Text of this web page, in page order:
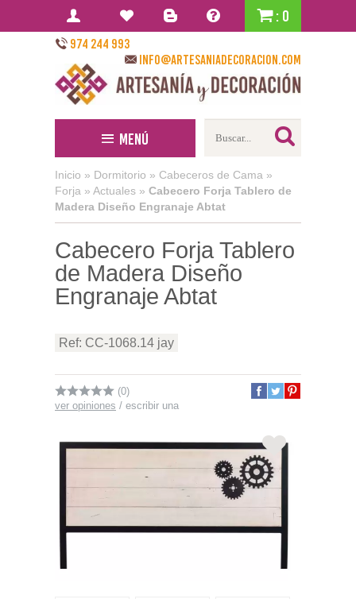
: 0
974 244 993
info@artesaniadecoracion.com
Menú
Inicio » Dormitorio » Cabeceros de Cama »
Forja » Actuales » Cabecero Forja Tablero de
Madera Diseño Engranaje Abtat
Cabecero Forja Tablero
de Madera Diseño
Engranaje Abtat
Ref: CC-1068.14 jay
(0)
ver opiniones / escribir una